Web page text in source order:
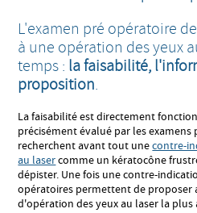
L'examen pré opératoire
à une opération des yeux
temps : la faisabilité,
proposition.
La faisabilité est directement
précisément évalué par les examens
recherchent avant tout unecontre-
au lasercomme un kératocône
dépister. Une fois une contre-
opératoires permettent de proposer
d'opération des yeux au laser la plus